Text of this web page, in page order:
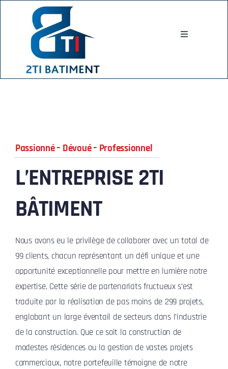
contenu
Toggle
ACCUEIL
SERVICES
RÉALISATIONS
CONTACT
Passionné – Dévoué – Professionnel
L’ENTREPRISE 2TI
BÂTIMENT
Nous avons eu le privilège de collaborer avec un total de
99 clients, chacun représentant un défi unique et une
opportunité exceptionnelle pour mettre en lumière notre
expertise. Cette série de partenariats fructueux s’est
traduite par la réalisation de pas moins de 299 projets,
englobant un large éventail de secteurs dans l’industrie
de la construction. Que ce soit la construction de
modestes résidences ou la gestion de vastes projets
commerciaux, notre portefeuille témoigne de notre